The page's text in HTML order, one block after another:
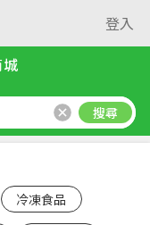
登入
搜尋
冷凍食品